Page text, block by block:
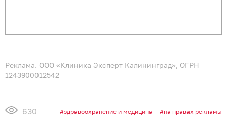
Реклама. ООО «Клиника Эксперт Калининград», ОГРН
1243900012542
630 здравоохранение и медицина на правах рекламы